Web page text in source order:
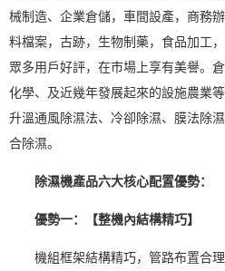
械制造、企業倉儲，車間設產，商務
料檔案，古跡，生物制藥，食品加工
眾多用戶好評，在市場上享有美譽。
化學、及近幾年發展起來的設施農業
升溫通風除濕法、冷卻除濕、膜法除
合除濕。
除濕機產品六大核心配置優勢：
優勢一：【整機內結構精巧】
機組框架結構精巧，管路布置合理